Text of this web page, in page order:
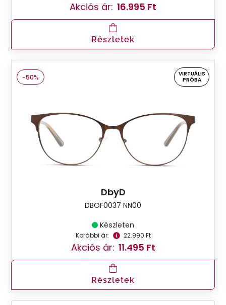
Akciós ár: 16.995 Ft
Részletek
-50%
VIRTUÁLIS
PRÓBA
DbyD
DBOF0037 NN00
Készleten
Korábbi ár: 22.990 Ft
Akciós ár: 11.495 Ft
Részletek